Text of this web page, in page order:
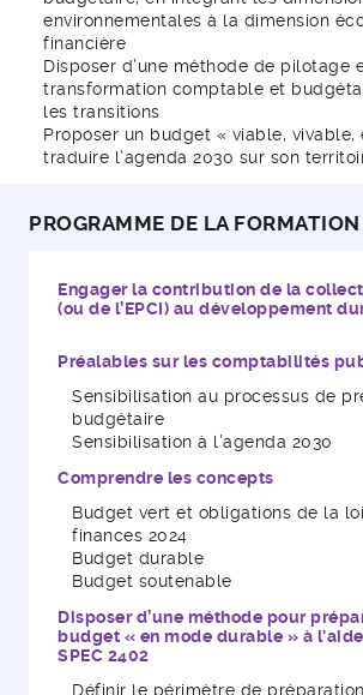
environnementales à la dimension
financière
Disposer d’une méthode de pilotage
transformation comptable et
les transitions
Proposer un budget « viable, vivable,
traduire l’agenda 2030 sur son
PROGRAMME DE LA FORMATION
Engager la contribution de la
(ou de l’EPCI) au développement
Préalables sur les comptabilités
Sensibilisation au processus de
budgétaire
Sensibilisation à l’agenda 2030
Comprendre les concepts
Budget vert et obligations de la
finances 2024
Budget durable
Budget soutenable
Disposer d’une méthode pour
budget « en mode durable » à l'aide
SPEC 2402
Définir le périmètre de